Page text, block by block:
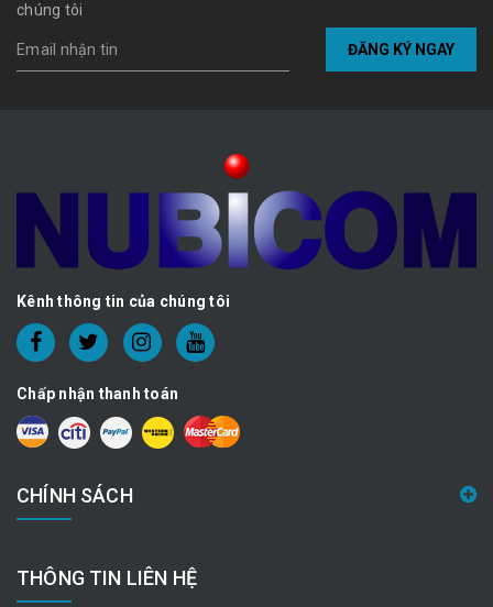
chúng tôi
ĐĂNG KÝ NGAY
Kênh thông tin của chúng tôi
Chấp nhận thanh toán
CHÍNH SÁCH
THÔNG TIN LIÊN HỆ